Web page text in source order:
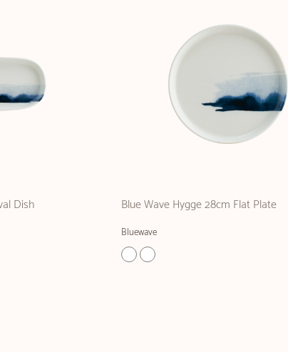
Dish Blue Wave Hygge 28cm Flat Plate
Bluewave